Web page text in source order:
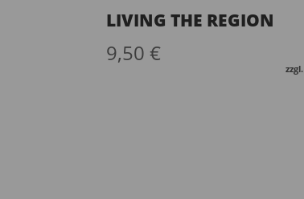
LIVING THE REGION
9,50 €
zzgl.